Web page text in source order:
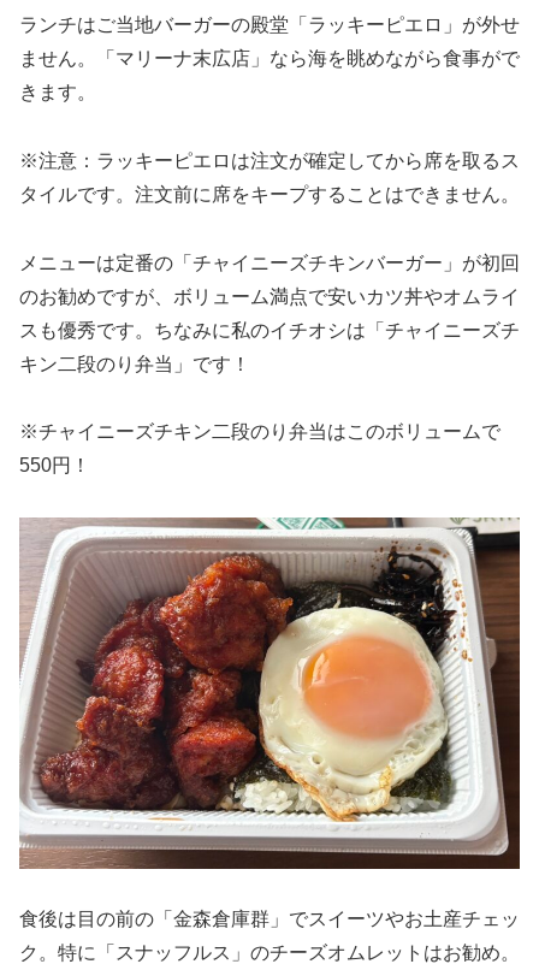
ランチはご当地バーガーの殿堂「ラッキーピエロ」が外せ
ません。「マリーナ末広店」なら海を眺めながら食事がで
きます。
※注意：ラッキーピエロは注文が確定してから席を取るス
タイルです。注文前に席をキープすることはできません。
メニューは定番の「チャイニーズチキンバーガー」が初回
のお勧めですが、ボリューム満点で安いカツ丼やオムライ
スも優秀です。ちなみに私のイチオシは「チャイニーズチ
キン二段のり弁当」です！
※チャイニーズチキン二段のり弁当はこのボリュームで
550円！
食後は目の前の「金森倉庫群」でスイーツやお土産チェッ
ク。特に「スナッフルス」のチーズオムレットはお勧め。